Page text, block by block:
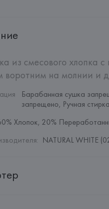
из смесового хлопка
воротним на молнии и
Барабанная сушка
запрещено, Ручная
Хлопок, 20%
: NATURAL WHITE